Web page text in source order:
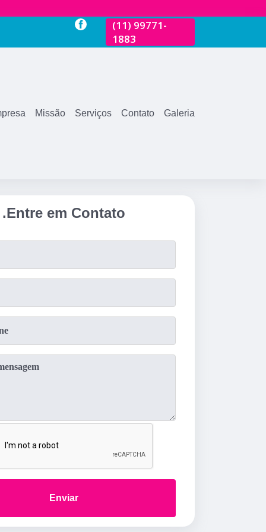
2681-3600 (11) 99771-
1883
Missão Serviços Contato Galeria
.Entre em Contato
Enviar